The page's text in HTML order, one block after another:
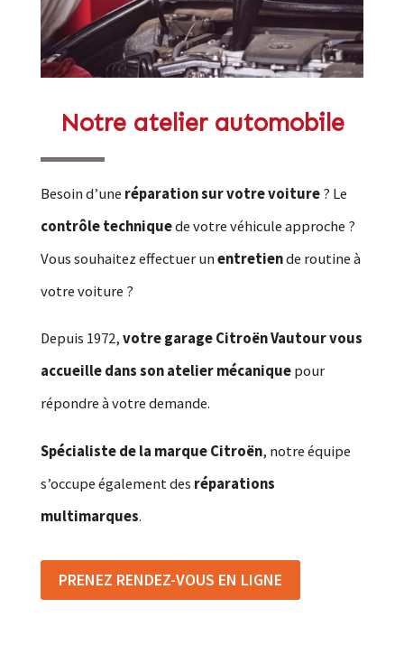
Notre atelier automobile
Besoin d’une réparation sur votre voiture? Le
contrôle techniquede votre véhicule approche ?
Vous souhaitez effectuer unentretiende routine à
votre voiture ?
Depuis 1972,votre garage Citroën Vautour vous
accueille dans son atelier mécaniquepour
répondre à votre demande.
Spécialiste de la marque Citroën, notre équipe
s’occupe également des réparations
multimarques.
PRENEZ RENDEZ-VOUS EN LIGNE